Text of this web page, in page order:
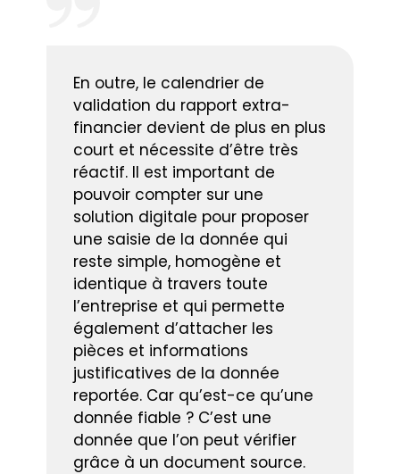
En outre, le calendrier de
validation du rapport extra-
financier devient de plus en plus
court et nécessite d’être très
réactif. Il est important de
pouvoir compter sur une
solution digitale pour proposer
une saisie de la donnée qui
reste simple, homogène et
identique à travers toute
l’entreprise et qui permette
également d’attacher les
pièces et informations
justificatives de la donnée
reportée. Car qu’est-ce qu’une
donnée fiable ? C’est une
donnée que l’on peut vérifier
grâce à un document source.